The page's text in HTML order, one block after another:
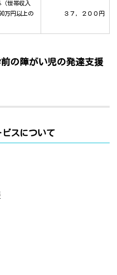
（世帯収入
万円以上の
３７，２００円
前の障がい児の発達支援
スについて